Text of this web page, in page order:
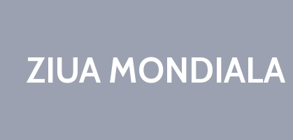
ZIUA MONDIALA